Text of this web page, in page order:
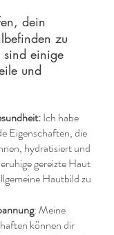
dein
zu
sind einige
und
Ich habe
Eigenschaften, die
hydratisiert und
gereizte Haut
Hautbild zu
: Meine
können dir